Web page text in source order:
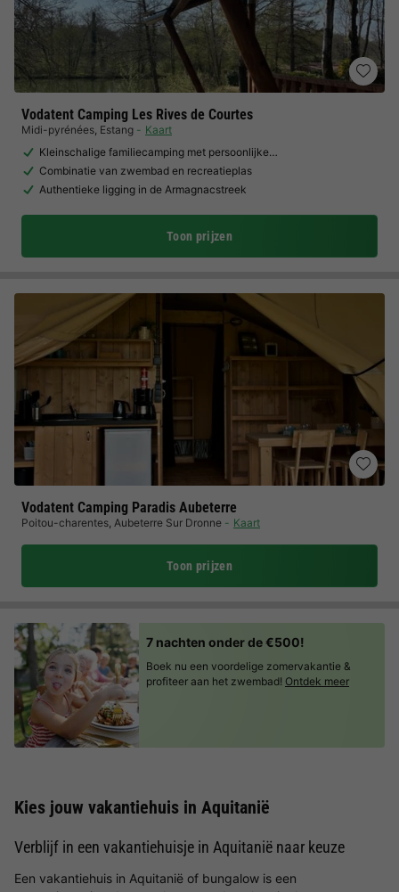
Vodatent Camping Les Rives de Courtes
Midi-pyrénées, Estang
Kaart
Kleinschalige familiecamping met persoonlijke…
Combinatie van zwembad en recreatieplas
Authentieke ligging in de Armagnacstreek
Toon prijzen
Vodatent Camping Paradis Aubeterre
Poitou-charentes, Aubeterre Sur Dronne Kaart
Toon prijzen
7 nachten onder de €500!
Boek nu een voordelige zomervakantie &
profiteer aan het zwembad! Ontdek meer
Kies jouw vakantiehuis in Aquitanië
Verblijf in een vakantiehuisje in Aquitanië naar keuze
Een vakantiehuis in Aquitanië of bungalow is een